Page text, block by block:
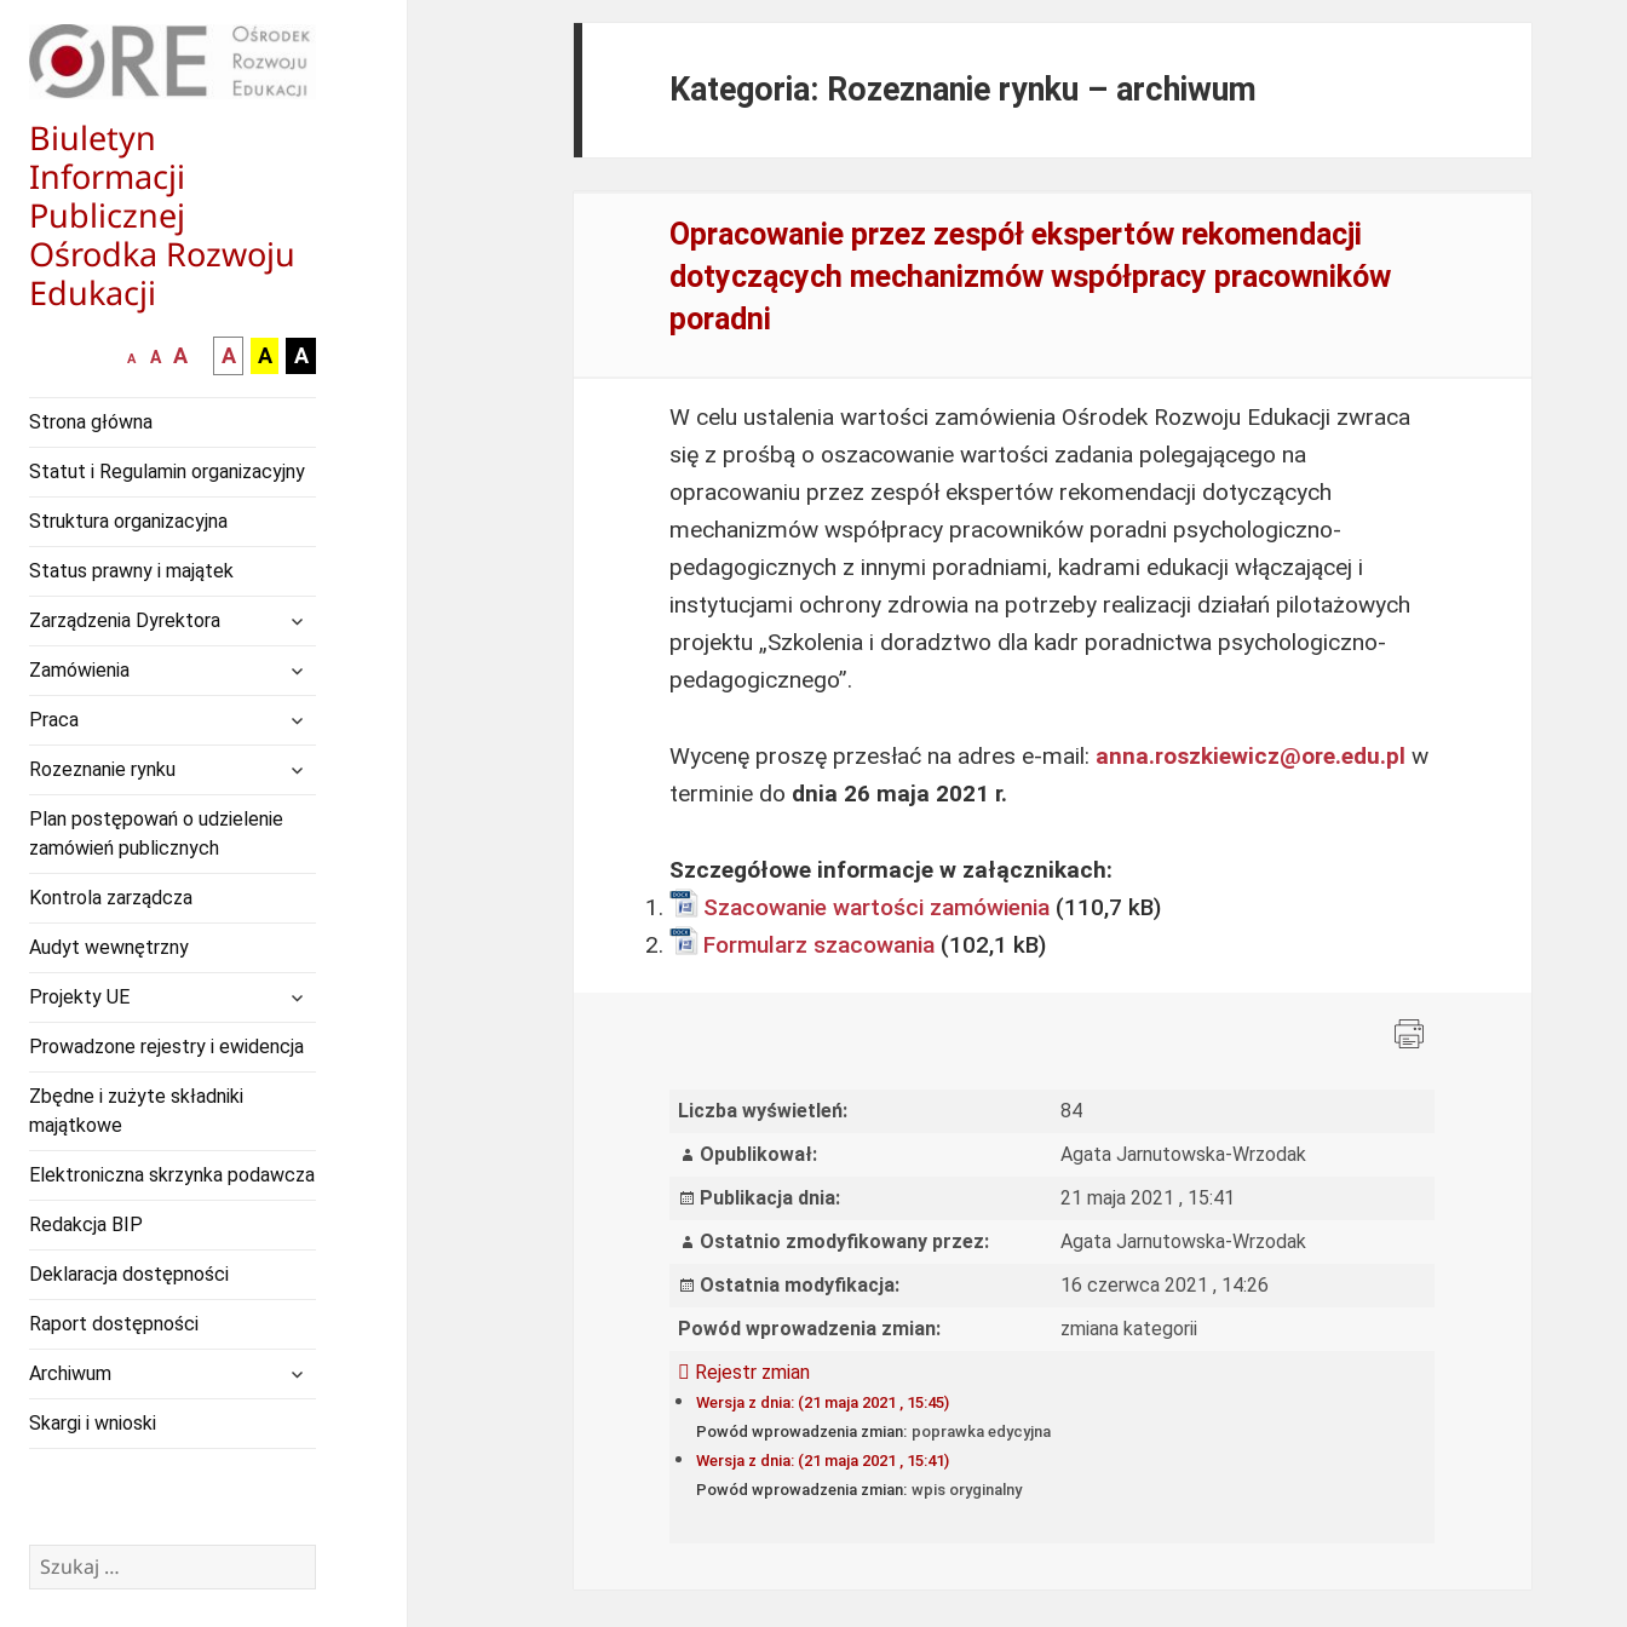
Biuletyn
Informacji
Publicznej
Ośrodka Rozwoju
Edukacji
mniejsza
A
normalna
A
większa-
czcionka
A
kontrast
czarny
białym
A
kontrast
czarny
zółtym
A
kontrast
żółty
A
Strona główna
Statut i Regulamin organizacyjny
Struktura organizacyjna
Status prawny i majątek
Zarządzenia Dyrektora
rozwiń
menu
Zamówienia
Praca
Rozeznanie rynkurozwiń
menu
potomne
Plan postępowań o udzielenie
zamówień publicznych
Kontrola zarządcza
Audyt wewnętrzny
Projekty UE
potomne
Prowadzone rejestry i ewidencja
Zbędne i zużyte składniki
majątkowe
Elektroniczna skrzynka podawcza
Redakcja BIP
Deklaracja dostępności
Raport dostępności
Archiwum
Skargi i wnioski
Szukaj:
Kategoria: Rozeznanie rynku – archiwum
Opracowanie przez zespół ekspertów rekomendacji
dotyczących mechanizmów współpracy pracowników
poradni
W celu ustalenia wartości zamówienia Ośrodek Rozwoju Edukacji zwraca
się z prośbą o oszacowanie wartości zadania polegającego na
opracowaniu przez zespół ekspertów rekomendacji dotyczących
mechanizmów współpracy pracowników poradni psychologiczno-
pedagogicznych z innymi poradniami, kadrami edukacji włączającej i
instytucjami ochrony zdrowia na potrzeby realizacji działań pilotażowych
projektu „Szkolenia i doradztwo dla kadr poradnictwa psychologiczno-
pedagogicznego”.
Wycenę proszę przesłać na adres e-mail: anna.roszkiewicz@ore.edu.pl w
terminie do dnia 26 maja 2021 r.
Szczegółowe informacje w załącznikach:
Szacowanie wartości zamówienia
Formularz szacowania
Liczba wyświetleń:
84
Opublikował:
Agata Jarnutowska-Wrzodak
Publikacja dnia:
21 maja 2021 , 15:41
Ostatnio zmodyfikowany przez:
Agata Jarnutowska-Wrzodak
Ostatnia modyfikacja:
16 czerwca 2021 , 14:26
Powód wprowadzenia zmian:
zmiana kategorii
Rejestr zmian
Wersja z dnia: (21 maja 2021 , 15:45)
Powód wprowadzenia zmian: poprawka edycyjna
Wersja z dnia: (21 maja 2021 , 15:41)
Powód wprowadzenia zmian: wpis oryginalny